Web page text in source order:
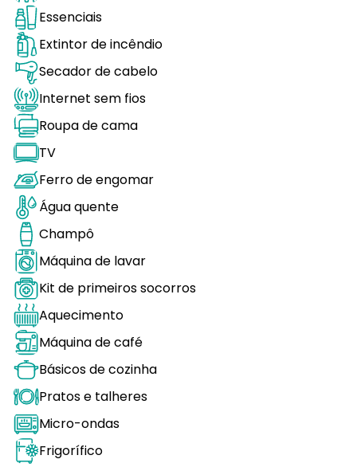
Essenciais
Extintor de incêndio
Secador de cabelo
Internet sem fios
Roupa de cama
TV
Ferro de engomar
Água quente
Champô
Máquina de lavar
Kit de primeiros socorros
Aquecimento
Máquina de café
Básicos de cozinha
Pratos e talheres
Micro-ondas
Frigorífico